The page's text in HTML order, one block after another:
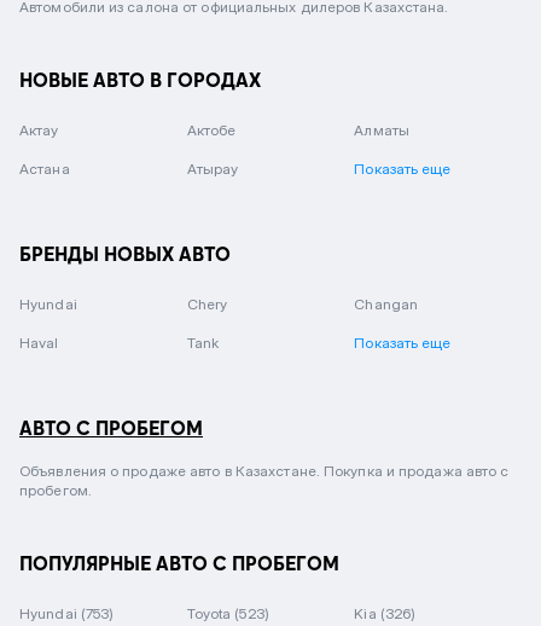
Автомобили из салона от официальных дилеров Казахстана.
НОВЫЕ АВТО В ГОРОДАХ
Актау Актобе Алматы
Астана Атырау Показать еще
БРЕНДЫ НОВЫХ АВТО
Hyundai Chery Changan
Haval Tank Показать еще
АВТО С ПРОБЕГОМ
Объявления о продаже авто в Казахстане. Покупка и продажа авто с
пробегом.
ПОПУЛЯРНЫЕ АВТО С ПРОБЕГОМ
Hyundai (753) Toyota (523) Kia (326)